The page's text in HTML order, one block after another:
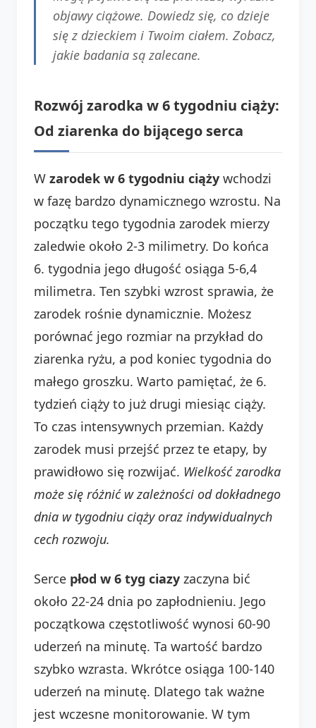
objawy ciążowe. Dowiedz się, co dzieje
się z dzieckiem i Twoim ciałem. Zobacz,
jakie badania są zalecane.
Rozwój zarodka w 6 tygodniu ciąży:
Od ziarenka do bijącego serca
W zarodek w 6 tygodniu ciąży wchodzi
w fazę bardzo dynamicznego wzrostu. Na
początku tego tygodnia zarodek mierzy
zaledwie około 2-3 milimetry. Do końca
6. tygodnia jego długość osiąga 5-6,4
milimetra. Ten szybki wzrost sprawia, że
zarodek rośnie dynamicznie. Możesz
porównać jego rozmiar na przykład do
ziarenka ryżu, a pod koniec tygodnia do
małego groszku. Warto pamiętać, że 6.
tydzień ciąży to już drugi miesiąc ciąży.
To czas intensywnych przemian. Każdy
zarodek musi przejść przez te etapy, by
prawidłowo się rozwijać. Wielkość zarodka
może się różnić w zależności od dokładnego
dnia w tygodniu ciąży oraz indywidualnych
cech rozwoju.
Serce płod w 6 tyg ciazy zaczyna bić
około 22-24 dnia po zapłodnieniu. Jego
początkowa częstotliwość wynosi 60-90
uderzeń na minutę. Ta wartość bardzo
szybko wzrasta. Wkrótce osiąga 100-140
uderzeń na minutę. Dlatego tak ważne
jest wczesne monitorowanie. W tym